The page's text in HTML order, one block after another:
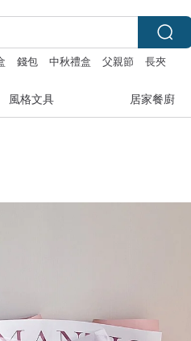
錢包 中秋禮盒 父親節 長夾
風格文具 居家餐廚